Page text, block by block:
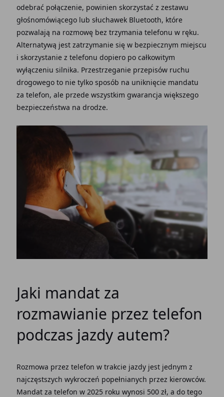
odebrać połączenie, powinien skorzystać z zestawu
głośnomówiącego lub słuchawek Bluetooth, które
pozwalają na rozmowę bez trzymania telefonu w ręku.
Alternatywą jest zatrzymanie się w bezpiecznym miejscu
i skorzystanie z telefonu dopiero po całkowitym
wyłączeniu silnika. Przestrzeganie przepisów ruchu
drogowego to nie tylko sposób na uniknięcie mandatu
za telefon, ale przede wszystkim gwarancja większego
bezpieczeństwa na drodze.
Jaki mandat za
rozmawianie przez telefon
podczas jazdy autem?
Rozmowa przez telefon w trakcie jazdy jest jednym z
najczęstszych wykroczeń popełnianych przez kierowców.
Mandat za telefon w 2025 roku wynosi 500 zł, a do tego